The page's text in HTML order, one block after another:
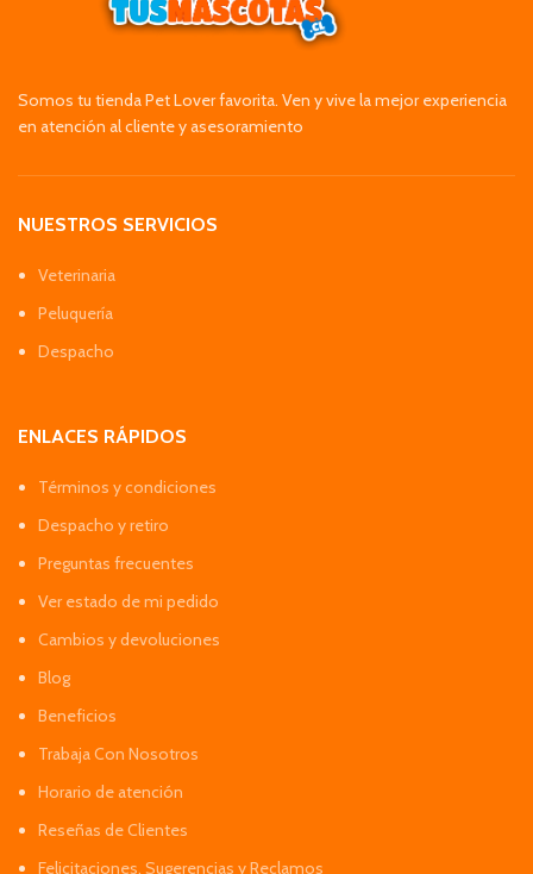
Somos tu tienda Pet Lover favorita. Ven y vive la mejor experiencia
en atención al cliente y asesoramiento
NUESTROS SERVICIOS
Veterinaria
Peluquería
Despacho
ENLACES RÁPIDOS
Términos y condiciones
Despacho y retiro
Preguntas frecuentes
Ver estado de mi pedido
Cambios y devoluciones
Blog
Beneficios
Trabaja Con Nosotros
Horario de atención
Reseñas de Clientes
Felicitaciones, Sugerencias y Reclamos